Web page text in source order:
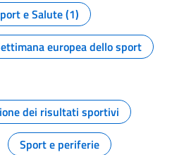
e Salute (1)
europea dello sport
dei risultati sportivi
Sport e periferie